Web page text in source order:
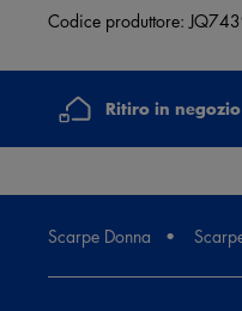
Codice produttore:
Ritiro in
Scarpe Donna